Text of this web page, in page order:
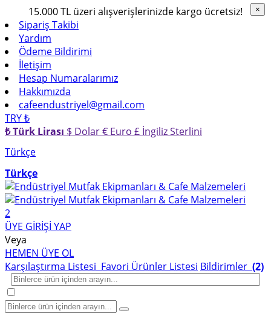
15.000 TL üzeri alışverişlerinizde kargo ücretsiz!
Sipariş Takibi
Yardım
Ödeme Bildirimi
İletişim
Hesap Numaralarımız
Hakkımızda
cafeendustriyel@gmail.com
TRY ₺
₺ Türk Lirası $ Dolar€ Euro £ İngiliz Sterlini
Türkçe
Türkçe
2
ÜYE GİRİŞİ YAP
Veya
HEMEN ÜYE OL
Karşılaştırma Listesi Favori Ürünler Listesi Bildirimler (2)
×
×